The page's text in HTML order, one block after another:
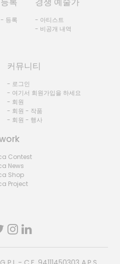
- 등록
- 아티스트
- 비공개 내역
커뮤니티
- 로그인
- 여기서 회원가입을 하세요
- 회원
- 회원 - 작품
- 회원 - 행사
Contest
News
Shop
Project